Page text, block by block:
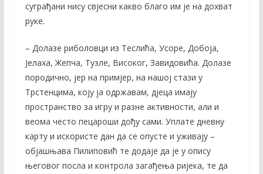
суграђани нису свјесни какво благо им је на дохват
руке.
– Долазе риболовци из Теслића, Усоре, Добоја,
Јелаха, Жепча, Тузле, Високог, Завидовића. Долазе
породично, јер на примјер, на нашој стази у
Трстенцима, коју ја одржавам, дјеца имају
пространство за игру и разне активности, али и
веома често пецароши дођу сами. Уплате дневну
карту и искористе дан да се опусте и уживају –
објашњава Пилиповић те додаје да је у опису
његовог посла и контрола загађења ријека, те да